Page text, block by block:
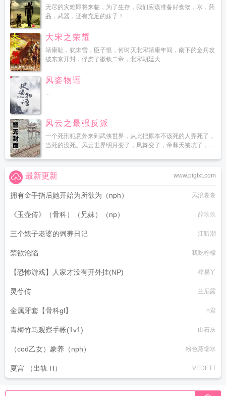
无尽的灾难即将来临，为了生存，我们应该准备好食物，水，药
品，武器，还有充足的妹子！...
大宋之荣耀
靖康耻，犹未雪，臣子恨，何时灭北宋靖康年间，南下的金兵攻
破东京开封，俘虏了徽钦二帝，北宋朝廷大...
风姿物语
...
风云之最强反派
一个死刑犯意外来到武侠世界，从此把原本不该死的人弄死了，
当死的没死。风云世界明月变了，凤舞变了，帝释天被坑了，...
www.pigtxt.com
最新更新
拥有金手指后她开始为所欲为（nph） 风浪卷卷
《玉壶传》（骨科）（兄妹）（np） 辞玖玖
三个婊子老婆的饲养日记 江听潮
禁欲沦陷 我吃柠檬
【恐怖游戏】人家才没有开外挂(NP) 梓易丫
灵兮传 兰尼露
金属牙套【骨科gl】 n君
青梅竹马观察手帐(1v1) 山石灰
（cod乙女）豢养（nph） 粉色蒸馏水
夏宫 （出轨 H） VEDETT